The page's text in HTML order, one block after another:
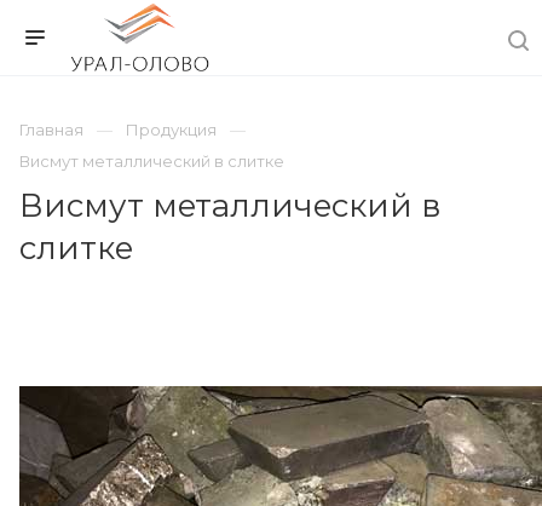
Главная
Продукция
Висмут металлический в слитке
Висмут металлический в
слитке